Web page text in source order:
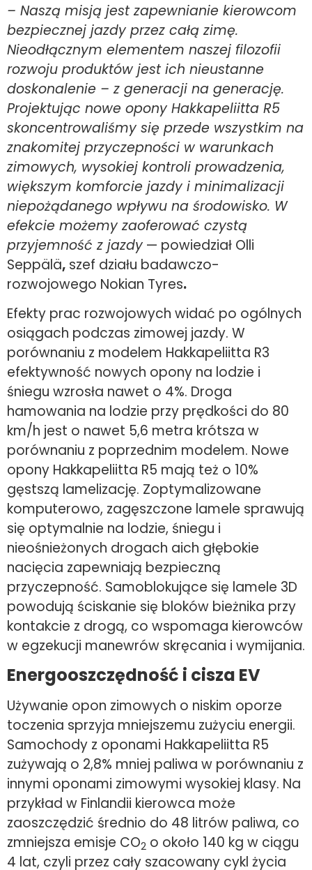
– Naszą misją jest zapewnianie kierowcom
bezpiecznej jazdy przez całą zimę.
Nieodłącznym elementem naszej filozofii
rozwoju produktów jest ich nieustanne
doskonalenie – z generacji na generację.
Projektując nowe opony Hakkapeliitta R5
skoncentrowaliśmy się przede wszystkim na
znakomitej przyczepności w warunkach
zimowych, wysokiej kontroli prowadzenia,
większym komforcie jazdy i minimalizacji
niepożądanego wpływu na środowisko. W
efekcie możemy zaoferować czystą
przyjemność z jazdy — powiedział Olli
Seppälä, szef działu badawczo-
rozwojowego Nokian Tyres.
Efekty prac rozwojowych widać po ogólnych
osiągach podczas zimowej jazdy. W
porównaniu z modelem Hakkapeliitta R3
efektywność nowych opony na lodzie i
śniegu wzrosła nawet o 4%. Droga
hamowania na lodzie przy prędkości do 80
km/h jest o nawet 5,6 metra krótsza w
porównaniu z poprzednim modelem. Nowe
opony Hakkapeliitta R5 mają też o 10%
gęstszą lamelizację. Zoptymalizowane
komputerowo, zagęszczone lamele sprawują
się optymalnie na lodzie, śniegu i
nieośnieżonych drogach aich głębokie
nacięcia zapewniają bezpieczną
przyczepność. Samoblokujące się lamele 3D
powodują ściskanie się bloków bieżnika przy
kontakcie z drogą, co wspomaga kierowców
w egzekucji manewrów skręcania i wymijania.
Energooszczędność i cisza EV
Używanie opon zimowych o niskim oporze
toczenia sprzyja mniejszemu zużyciu energii.
Samochody z oponami Hakkapeliitta R5
zużywają o 2,8% mniej paliwa w porównaniu z
innymi oponami zimowymi wysokiej klasy. Na
przykład w Finlandii kierowca może
zaoszczędzić średnio do 48 litrów paliwa, co
zmniejsza emisje CO2 o około 140 kg w ciągu
4 lat, czyli przez cały szacowany cykl życia